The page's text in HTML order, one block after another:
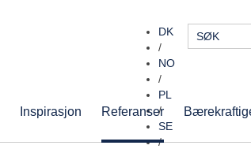
DK
/
NO
/
PL
/
SE
/
Inspirasjon Referanser